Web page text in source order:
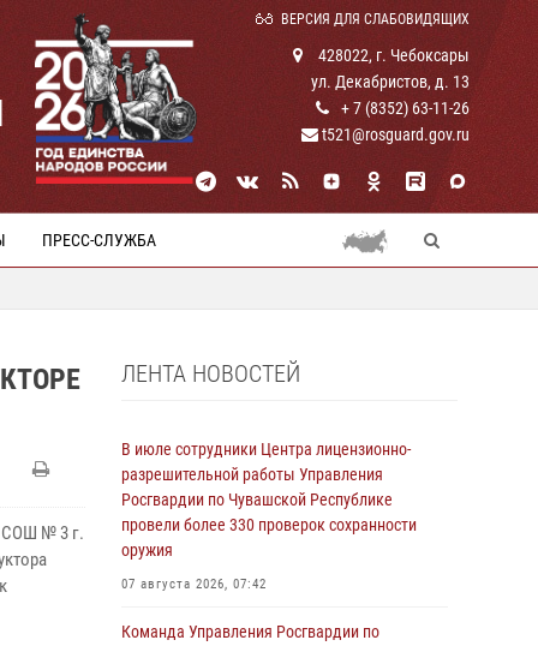
ВЕРСИЯ ДЛЯ СЛАБОВИДЯЩИХ
428022, г. Чебоксары
ул. Декабристов, д. 13
+ 7 (8352) 63-11-26
t521@rosguard.gov.ru
ПРЕСС-СЛУЖБА
СОШ № 3 г.
ЛЕНТА НОВОСТЕЙ
В июле сотрудники Центра лицензионно-
разрешительной работы Управления
Росгвардии по Чувашской Республике
провели более 330 проверок сохранности
оружия
07 августа 2026, 07:42
Команда Управления Росгвардии по